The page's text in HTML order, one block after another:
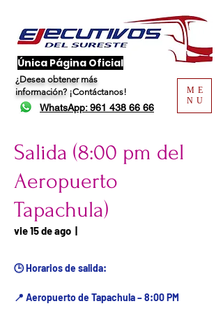
​Única Página Oficial
¿Desea obtener más
información? ¡Contáctanos!
WhatsApp: 961 438 66 66
ME
NU
Salida (8:00 pm del
Aeropuerto
Tapachula)
vie 15 de ago
  |
🕒 Horarios de salida:
📍 Aeropuerto de Tapachula – 8:00 PM